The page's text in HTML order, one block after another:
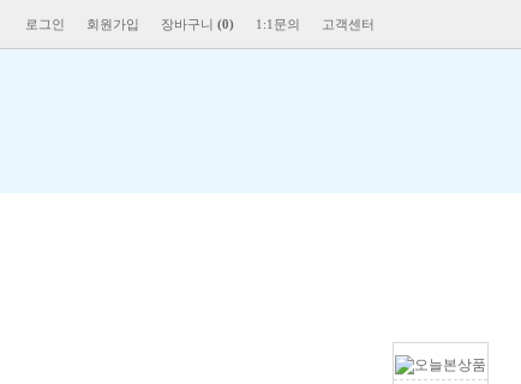
로그인 회원가입 장바구니 (0) 1:1문의 고객센터